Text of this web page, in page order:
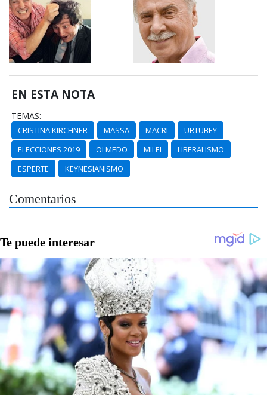
EN ESTA NOTA
TEMAS:
CRISTINA KIRCHNER MASSA MACRI
URTUBEY
ELECCIONES 2019
OLMEDO MILEI
LIBERALISMO
ESPERTE
KEYNESIANISMO
Comentarios